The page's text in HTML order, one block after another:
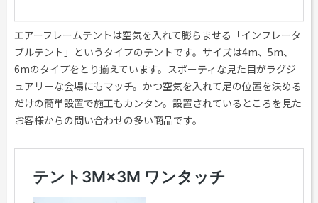
エアーフレームテントは空気を入れて膨らませる「インフレータ
ブルテント」というタイプのテントです。サイズは4m、5m、
6mのタイプをとり揃えています。スポーティな見た目がラグジ
ュアリーな会場にもマッチ。かつ空気を入れて足の位置を決める
だけの簡単設置で施工もカンタン。設置されているところを見た
お客様からの問い合わせの多い商品です。
小型テント テント3m×3mワンタッチ